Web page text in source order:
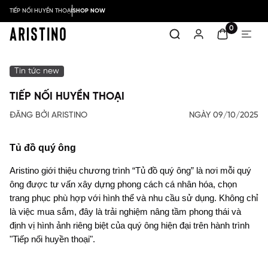
TIẾP NỐI HUYỀN THOẠISHOP NOW
0
Tin tức new
TIẾP NỐI HUYỀN THOẠI
ĐĂNG BỞI ARISTINO NGÀY 09/10/2025
Tủ đồ quý ông
Aristino giới thiệu chương trình “Tủ đồ quý ông” là nơi mỗi quý
ông được tư vấn xây dựng phong cách cá nhân hóa, chọn
trang phục phù hợp với hình thể và nhu cầu sử dụng. Không chỉ
là việc mua sắm, đây là trải nghiệm nâng tầm phong thái và
định vị hình ảnh riêng biệt của quý ông hiện đại trên hành trình
"Tiếp nối huyền thoại".